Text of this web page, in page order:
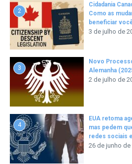
2
Cidadania
Como as
beneficiar
3 de julho de
3
Novo
Alemanha
2 de julho de
4
EUA retoma
mas pedem
redes sociais
26 de junho de